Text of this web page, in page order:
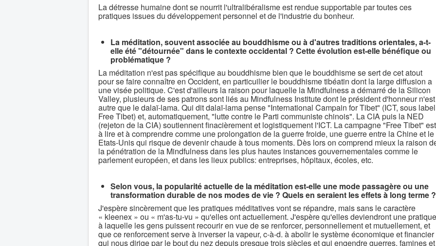
La détresse humaine dont se nourrit l'ultralibéralisme est rendue supportable par toutes ces
pratiques issues du développement personnel et de l'industrie du bonheur.
La méditation, souvent associée au bouddhisme ou à d'autres traditions orientales, a-t-
elle été "détournée" dans le contexte occidental ? Cette évolution est-elle bénéfique ou
problématique ?
La méditation n'est pas spécifique au bouddhisme bien que le bouddhisme se sert de cet atout
pour se faire connaître en Occident, en particuilier le bouddhisme tibéatin dont la large diffusion a
une visée politique. C'est d'ailleurs la raison pour laquelle la Mindfulness a démarré de la Silicon
Valley, plusieurs de ses patrons sont liés au Mindfulness Institute dont le président d'honneur n'est
autre que le dalaï-lama. Qui dit dalaï-lama pense "International Campain for Tibet" (ICT, sous label
Free Tibet) et, automatiquement, "lutte contre le Parti communiste chinois". La CIA puis la NED
(rejeton de la CIA) soutiennent finacièrement et logistiquement l'ICT. La campagne "Free Tibet" est
à lire et à comprendre comme une prolongation de la guerre froide, une guerre entre la Chine et le
Etats-Unis qui risque de devenir chaude à tous moments. Dès lors on comprend mieux la raison
la pénétration de la Mindfulness dans les plus hautes instances gouvernementales comme le
parlement européen, et dans les lieux publics: entreprises, hôpitaux, écoles, etc.
Selon vous, la popularité actuelle de la méditation est-elle une mode passagère ou une
transformation durable de nos modes de vie ? Quels en seraient les effets à long terme ?
J'espère sincèrement que les pratiques méditatives vont se répandre, mais sans le caractère
« kleenex » ou « m'as-tu-vu » qu'elles ont actuellement. J'espère qu'elles deviendront une pratique
à laquelle les gens puissent recourir en vue de se renforcer, personnellement et mutuellement, et
que ce renforcement serve à inverser la vapeur, c-à-d. à abolir le système économique et financier
qui nous dirige par le bout du nez depuis presque trois siècles et qui engendre guerres, famines et